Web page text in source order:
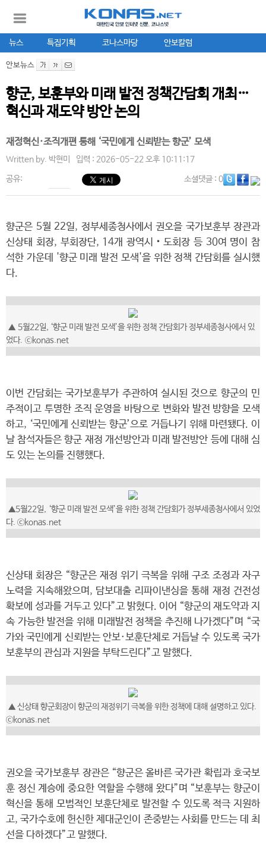
뉴스 특집기획 코나스마당 안보칼럼
안보뉴스
향군, 보훈부와 미래 발전 정책간담회 개최…
혁신과 재도약 방안 논의
재정혁신·조직개편 통해 ‘국민에게 신뢰받는 향군’ 모색
Written by. 박현미 입력 : 2026-05-22 오후 10:11:17
공유: 소셜댓글: 0
향군은 5월 22일, 정부세종청사에서 권오을 국가보훈부 장관과
신상태 회장, 부회장단, 14개 광역시‧도회장 등 30여 명이 참
석한 가운데 '향군 미래 발전 모색'을 위한 정책 간담회를 실시했
다.
▲ 5월22일, ‘향군 미래 발전 모색’을 위한 정책 간담회가 정부세종청사에서 있
었다. ⓒkonas.net
이번 간담회는 국가보훈부가 주관하여 실시된 것으로 향군의 민
주적이고 투명한 조직 운영을 바탕으로 변화와 발전 방향을 모색
하고, ‘국민에게 신뢰받는 향군’으로 거듭나기 위해 마련됐다. 이
날 참석자들은 향군 재정 개선방안과 미래 발전방안 등에 대해 심
도 있는 논의를 진행했다.
▲5월22일, ‘향군 미래 발전 모색’을 위한 정책 간담회가 정부세종청사에서 있었
다. ⓒkonas.net
신상태 회장은 “향군은 재정 위기 극복을 위해 구조 조정과 자구
노력을 지속해왔으며, 담보대출 리파이낸싱을 통해 재정 건전성
확보에 성과를 거두고 있다”고 밝혔다. 이어 “향군의 재도약과 지
속 가능한 발전을 위해 미래발전 정책을 추진해 나가겠다”며 “국
가와 국민에게 신뢰받는 안보·보훈단체로 거듭날 수 있도록 국가
보훈부의 관심과 지원을 부탁드린다”고 말했다.
▲ 신상태 향군회장이 향군의 재정위기 극복을 위한 정책에 대해 설명하고 있다.
ⓒkonas.net
권오을 국가보훈부 장관은 “향군은 올바른 국가관 확립과 호국보
훈 정신 계승에 중요한 역할을 수행해 왔다”며 “보훈부는 향군이
혁신을 통해 모범적인 보훈단체로 발전할 수 있도록 적극 지원하
고, 국가수호에 헌신한 제대군인이 존중받는 사회를 만드는 데 최
선을 다하겠다”고 말했다.